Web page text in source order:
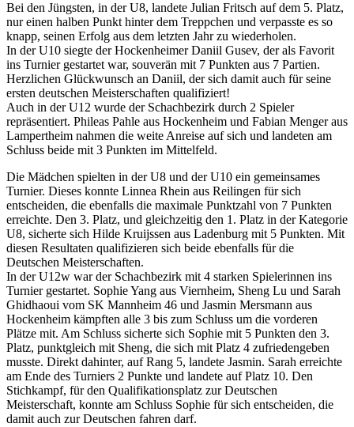
Bei den Jüngsten, in der U8, landete Julian Fritsch auf dem 5. Platz,
nur einen halben Punkt hinter dem Treppchen und verpasste es so
knapp, seinen Erfolg aus dem letzten Jahr zu wiederholen.
In der U10 siegte der Hockenheimer Daniil Gusev, der als Favorit
ins Turnier gestartet war, souverän mit 7 Punkten aus 7 Partien.
Herzlichen Glückwunsch an Daniil, der sich damit auch für seine
ersten deutschen Meisterschaften qualifiziert!
Auch in der U12 wurde der Schachbezirk durch 2 Spieler
repräsentiert. Phileas Pahle aus Hockenheim und Fabian Menger aus
Lampertheim nahmen die weite Anreise auf sich und landeten am
Schluss beide mit 3 Punkten im Mittelfeld.
Die Mädchen spielten in der U8 und der U10 ein gemeinsames
Turnier. Dieses konnte Linnea Rhein aus Reilingen für sich
entscheiden, die ebenfalls die maximale Punktzahl von 7 Punkten
erreichte. Den 3. Platz, und gleichzeitig den 1. Platz in der Kategorie
U8, sicherte sich Hilde Kruijssen aus Ladenburg mit 5 Punkten. Mit
diesen Resultaten qualifizieren sich beide ebenfalls für die
Deutschen Meisterschaften.
In der U12w war der Schachbezirk mit 4 starken Spielerinnen ins
Turnier gestartet. Sophie Yang aus Viernheim, Sheng Lu und Sarah
Ghidhaoui vom SK Mannheim 46 und Jasmin Mersmann aus
Hockenheim kämpften alle 3 bis zum Schluss um die vorderen
Plätze mit. Am Schluss sicherte sich Sophie mit 5 Punkten den 3.
Platz, punktgleich mit Sheng, die sich mit Platz 4 zufriedengeben
musste. Direkt dahinter, auf Rang 5, landete Jasmin. Sarah erreichte
am Ende des Turniers 2 Punkte und landete auf Platz 10. Den
Stichkampf, für den Qualifikationsplatz zur Deutschen
Meisterschaft, konnte am Schluss Sophie für sich entscheiden, die
damit auch zur Deutschen fahren darf.